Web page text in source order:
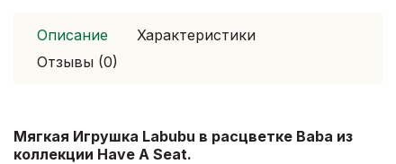
Описание
Характеристики
Отзывы (0)
Мягкая Игрушка Labubu в расцветке Baba из
коллекции Have A Seat.